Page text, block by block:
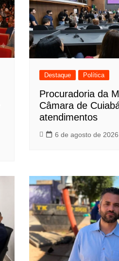
Destaque Política
Procuradoria da
Câmara de
atendimentos
6 de agosto de 2026